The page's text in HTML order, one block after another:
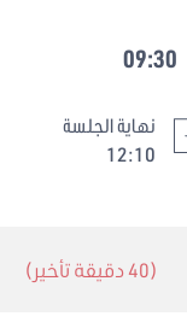
09:30
نهاية الجلسة
12:10
(40 دقيقة تأخير)